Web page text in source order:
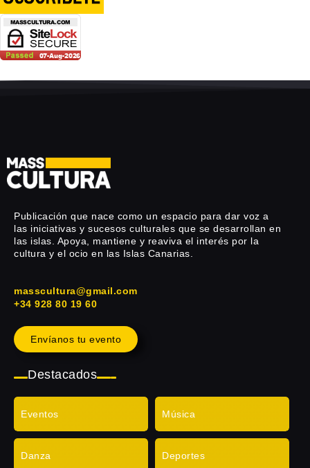
Publicación que nace como un espacio para dar voz a
las iniciativas y sucesos culturales que se desarrollan en
las islas. Apoya, mantiene y reaviva el interés por la
cultura y el ocio en las Islas Canarias.
masscultura@gmail.com
+34 928 80 19 60
Envíanos tu evento
Destacados
Eventos Música
Danza Deportes